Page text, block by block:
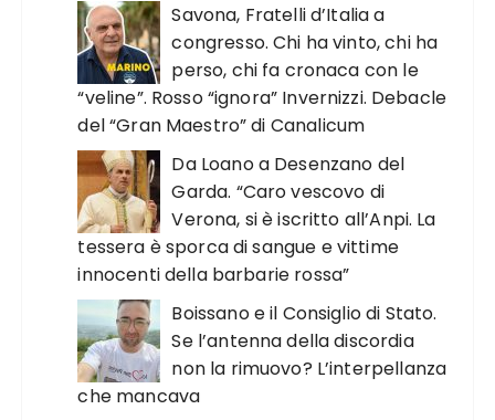
Savona, Fratelli d’Italia a
congresso. Chi ha vinto, chi ha
perso, chi fa cronaca con le
“veline”. Rosso “ignora” Invernizzi. Debacle
del “Gran Maestro” di Canalicum
Da Loano a Desenzano del
Garda. “Caro vescovo di
Verona, si è iscritto all’Anpi. La
tessera è sporca di sangue e vittime
innocenti della barbarie rossa”
Boissano e il Consiglio di Stato.
Se l’antenna della discordia
non la rimuovo? L’interpellanza
che mancava